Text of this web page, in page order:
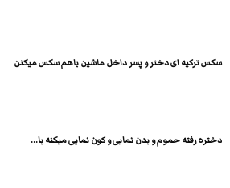
سکس ترکیه ای دختر و پسر داخل ماشین باهم سکس میکنن
دختره رفته حموم و بدن نمایی و کون نمایی میکنه با...